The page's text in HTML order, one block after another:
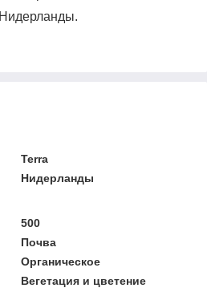
Terra
Нидерланды
500
Почва
Органическое
Вегетация и цветение